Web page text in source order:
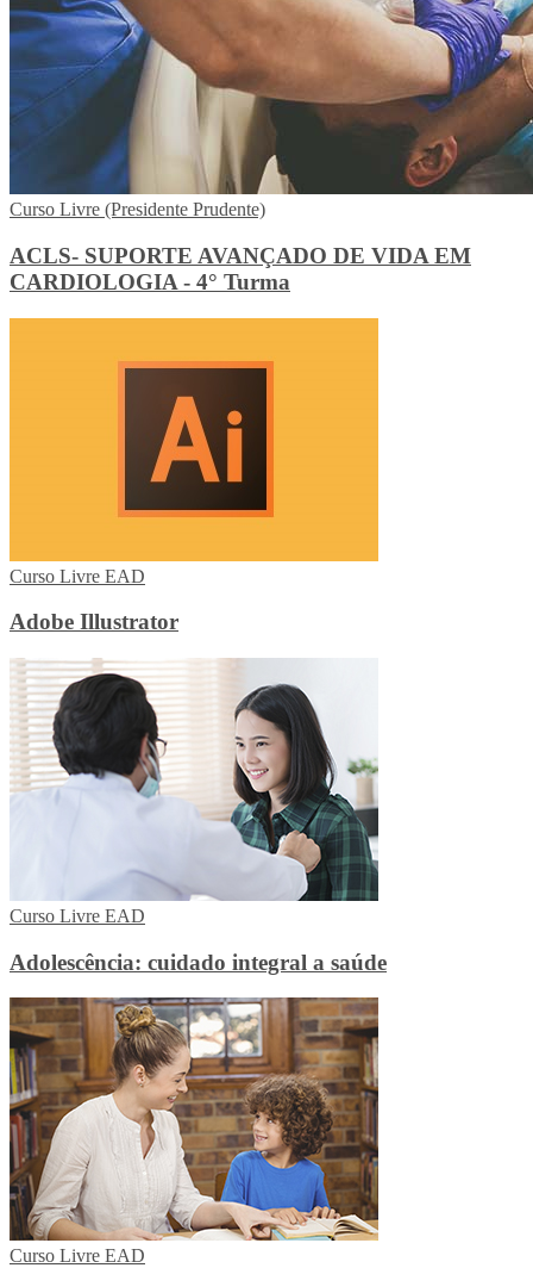
Curso Livre (Presidente Prudente)
ACLS- SUPORTE AVANÇADO DE VIDA EM
CARDIOLOGIA - 4° Turma
Curso Livre EAD
Adobe Illustrator
Curso Livre EAD
Adolescência: cuidado integral a saúde
Curso Livre EAD